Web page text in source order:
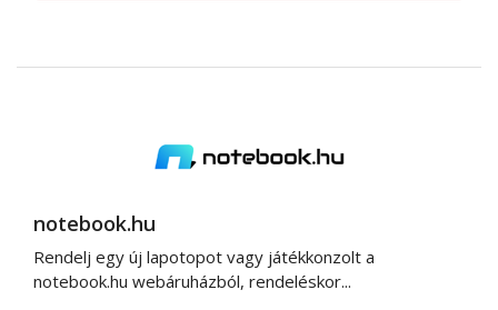
notebook.hu
Rendelj egy új lapotopot vagy játékkonzolt a
notebook.hu webáruházból, rendeléskor...